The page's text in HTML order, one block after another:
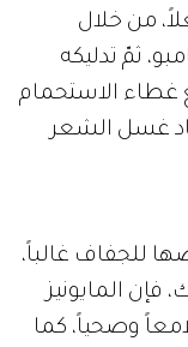
من خلال
ثمّ تدليكه
وضع غطاء الاستحمام
غسل الشعر
للجفاف غالباً،
فإن المايونيز
وصحياً، كما